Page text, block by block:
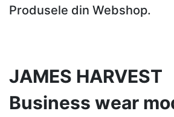
Produsele din Webshop.
JAMES HARVEST
Business wear